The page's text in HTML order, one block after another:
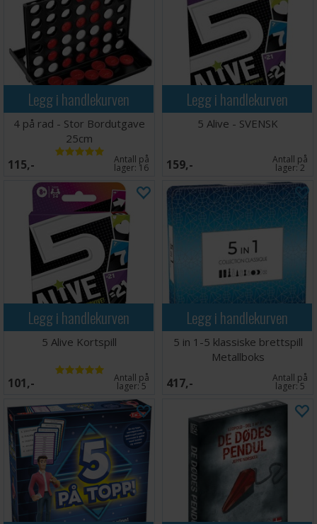
Legg i handlekurven
4 på rad - Stor Bordutgave
25cm
115,- Antall på
lager: 16
Legg i handlekurven
5 Alive - SVENSK
159,- Antall på
lager:2
Legg i handlekurven
5 Alive Kortspill
101,- Antall på
lager:5
Legg i handlekurven
5 in 1-5 klassiske brettspill
Metallboks
417,- Antall på
lager:5